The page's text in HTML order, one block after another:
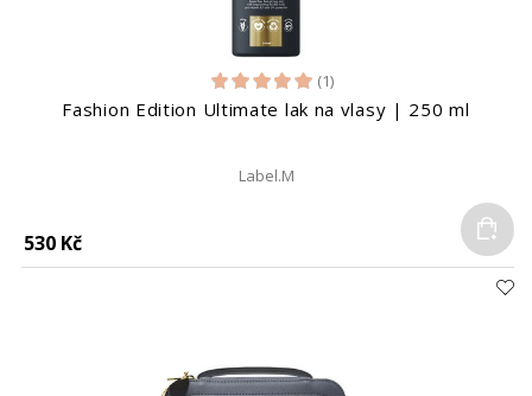
(1)
Fashion Edition Ultimate lak na vlasy | 250 ml
Label.M
530 Kč